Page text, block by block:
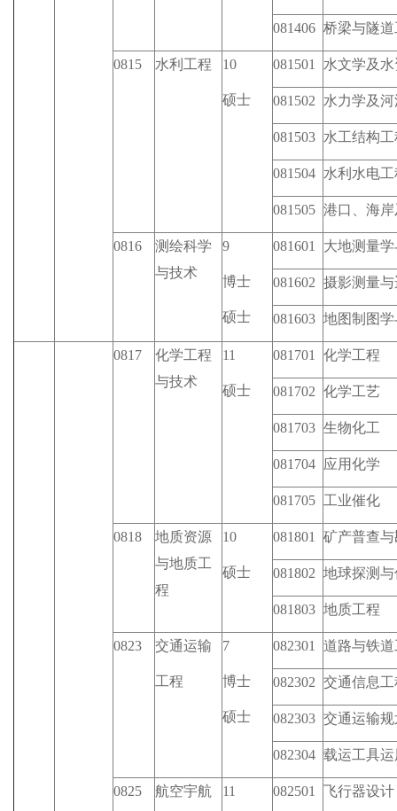
081406 桥梁与隧
0815 水利工程 10
硕士
081501 水文学及
081502 水力学及
081503 水工结构工
081504 水利水电工
081505 港口、海
0816
测绘科学
与技术
9
博士
硕士
081601 大地测量
081602 摄影测量
081603 地图制图
0817
化学工程
与技术
11
硕士
081701 化学工程
081702 化学工艺
081703 生物化工
081704 应用化学
081705 工业催化
0818
地质资源
与地质工
程
10
硕士
081801 矿产普查
081802 地球探测
081803 地质工程
0823 交通运输
工程
7
博士
硕士
082301 道路与铁
082302 交通信息
082303 交通运输
082304 载运工具
0825 航空宇航 11 082501 飞行器设计